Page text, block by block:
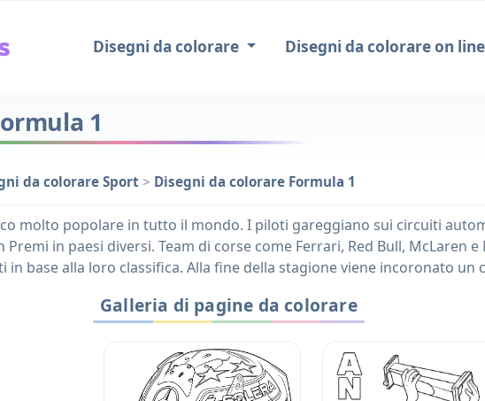
Disegni da colorare Disegni da colorare on line
1
da colorare Sport > Disegni da colorare Formula 1
molto popolare in tutto il mondo. I piloti gareggiano sui circuiti
in paesi diversi. Team di corse come Ferrari, Red Bull, McLaren
base alla loro classifica. Alla fine della stagione viene incoronato un
Galleria di pagine da colorare